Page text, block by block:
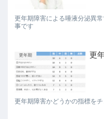
更年期障害による唾液分泌異
事です
更年期 更
更年期障害かどうかの指標を